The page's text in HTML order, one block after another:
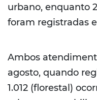
urbano, enquanto
foram registradas
Ambos
agosto, quando
1.012 (florestal)